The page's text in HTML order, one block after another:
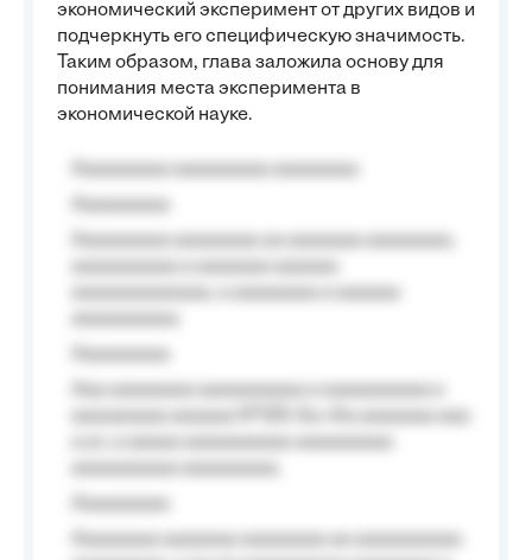
экономический эксперимент от других видов и
подчеркнуть его специфическую значимость.
Таким образом, глава заложила основу для
понимания места эксперимента в
экономической науке.